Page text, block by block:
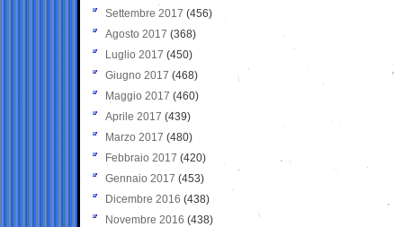
Settembre 2017 (456)
Agosto 2017 (368)
Luglio 2017 (450)
Giugno 2017 (468)
Maggio 2017 (460)
Aprile 2017 (439)
Marzo 2017 (480)
Febbraio 2017 (420)
Gennaio 2017 (453)
Dicembre 2016 (438)
Novembre 2016 (438)